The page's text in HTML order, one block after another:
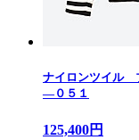
ナイロンツイル
—０５１
125,400円